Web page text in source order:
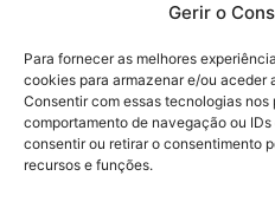
Gerir o
Para fornecer as melhores
cookies para armazenar e/ou aceder
Consentir com essas tecnologias
comportamento de navegação ou
consentir ou retirar o consentimento
recursos e funções.
Subscreva